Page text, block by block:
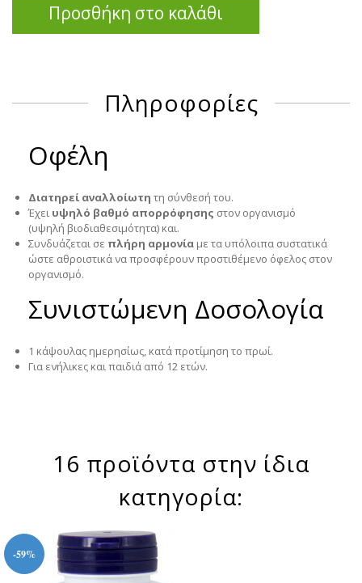
Προσθήκη στο καλάθι
Πληροφορίες
Οφέλη
Διατηρεί αναλλοίωτη τη σύνθεσή του.
Έχει υψηλό βαθμό απορρόφησης στον οργανισμό
(υψηλή βιοδιαθεσιμότητα) και.
Συνδυάζεται σε πλήρη αρμονία με τα υπόλοιπα συστατικά
ώστε αθροιστικά να προσφέρουν προστιθέμενο όφελος στον
οργανισμό.
Συνιστώμενη Δοσολογία
1 κάψουλας ημερησίως, κατά προτίμηση το πρωί.
Για ενήλικες και παιδιά από 12 ετών.
16 προϊόντα στην ίδια
κατηγορία:
-59%